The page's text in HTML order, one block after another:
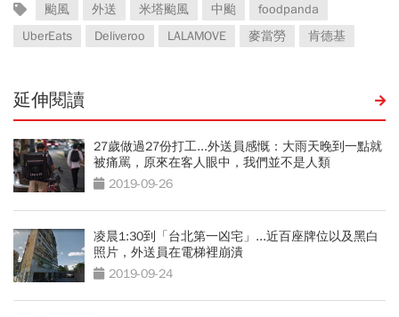
颱風 外送 米塔颱風 中颱
foodpanda
UberEats
Deliveroo LALAMOVE 麥當勞 肯德基
延伸閱讀
27歲做過27份打工...外送員感慨：大雨天晚到一點就
被痛罵，原來在客人眼中，我們並不是人類
2019-09-26
凌晨1:30到「台北第一凶宅」...近百座牌位以及黑白
照片，外送員在電梯裡崩潰
2019-09-24